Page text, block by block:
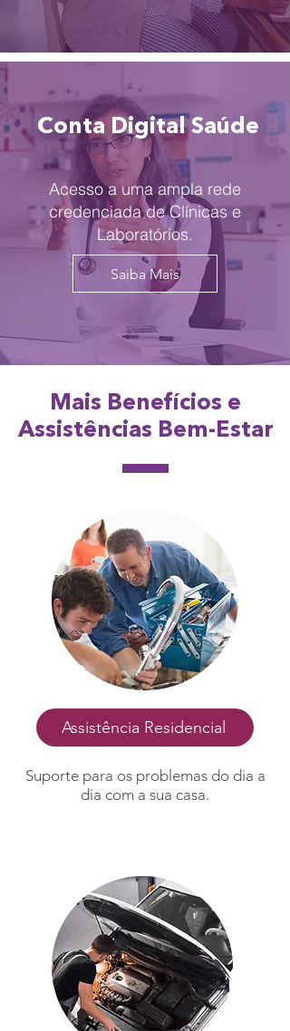
Conta Digital Saúde
Acesso a uma ampla rede
credenciada de Clínicas e
Laboratórios.
Saiba Mais
Mais Benefícios e
Assistências Bem-Estar
Assistência Residencial
Suporte para os problemas do dia a
dia com a sua casa.